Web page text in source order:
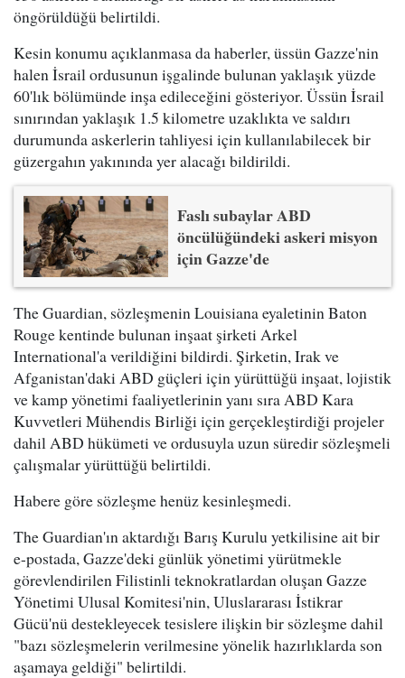
öngörüldüğü belirtildi.
Kesin konumu açıklanmasa da haberler, üssün Gazze'nin
halen İsrail ordusunun işgalinde bulunan yaklaşık yüzde
60'lık bölümünde inşa edileceğini gösteriyor. Üssün İsrail
sınırından yaklaşık 1.5 kilometre uzaklıkta ve saldırı
durumunda askerlerin tahliyesi için kullanılabilecek bir
güzergahın yakınında yer alacağı bildirildi.
Faslı subaylar ABD
öncülüğündeki askeri misyon
için Gazze'de
The Guardian, sözleşmenin Louisiana eyaletinin Baton
Rouge kentinde bulunan inşaat şirketi Arkel
International'a verildiğini bildirdi. Şirketin, Irak ve
Afganistan'daki ABD güçleri için yürüttüğü inşaat, lojistik
ve kamp yönetimi faaliyetlerinin yanı sıra ABD Kara
Kuvvetleri Mühendis Birliği için gerçekleştirdiği projeler
dahil ABD hükümeti ve ordusuyla uzun süredir sözleşmeli
çalışmalar yürüttüğü belirtildi.
Habere göre sözleşme henüz kesinleşmedi.
The Guardian'ın aktardığı Barış Kurulu yetkilisine ait bir
e-postada, Gazze'deki günlük yönetimi yürütmekle
görevlendirilen Filistinli teknokratlardan oluşan Gazze
Yönetimi Ulusal Komitesi'nin, Uluslararası İstikrar
Gücü'nü destekleyecek tesislere ilişkin bir sözleşme dahil
"bazı sözleşmelerin verilmesine yönelik hazırlıklarda son
aşamaya geldiği" belirtildi.